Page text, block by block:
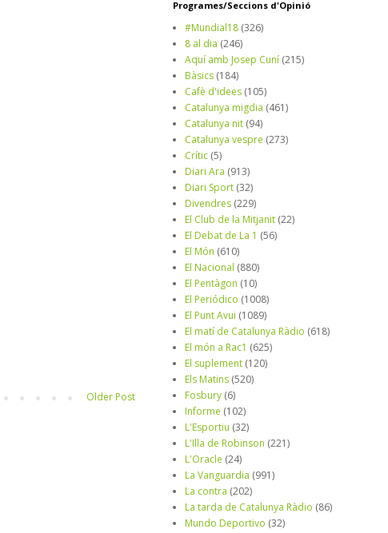
Older Post
Programes/Seccions d'Opinió
#Mundial18 (326)
8 al dia (246)
Aquí amb Josep Cuní (215)
Bàsics (184)
Cafè d'idees (105)
Catalunya migdia (461)
Catalunya nit (94)
Catalunya vespre (273)
Crític (5)
Diari Ara (913)
Diari Sport (32)
Divendres (229)
El Club de la Mitjanit (22)
El Debat de La 1 (56)
El Món (610)
El Nacional (880)
El Pentàgon (10)
El Periódico (1008)
El Punt Avui (1089)
El matí de Catalunya Ràdio (618)
El món a Rac1 (625)
El suplement (120)
Els Matins (520)
Fosbury (6)
Informe (102)
L'Esportiu (32)
L'Illa de Robinson (221)
L'Oracle (24)
La Vanguardia (991)
La contra (202)
La tarda de Catalunya Ràdio (86)
Mundo Deportivo (32)